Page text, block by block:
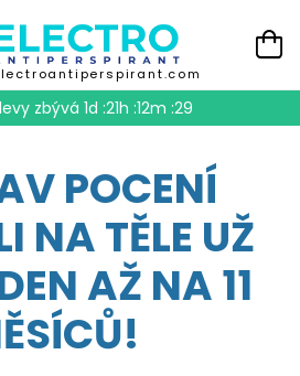
zbývá 1d :21h :12m :29
POCENÍ
NA TĚLE UŽ
AŽ NA 11